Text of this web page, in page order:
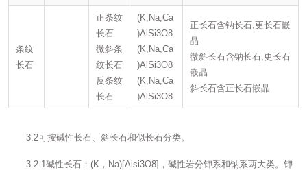
条纹
长石
正条纹
长石
微斜条
纹长石
反条纹
长石
(K,Na,Ca
)AlSi3O8
(K,Na,Ca
)AlSi3O8
(K,Na,Ca
)AlSi3O8
正长石含钠长石,更长石嵌
晶
微斜长石含钠长石,更长石
嵌晶
斜长石含正长石嵌晶
3.2可按碱性长石、斜长石和似长石分类。
3.2.1碱性长石：(K，Na)[Alsi3O8]，碱性岩分钾系和钠系两大类。钾